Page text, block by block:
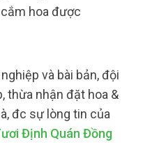
hoa được
và bài bản, đội
thừa nhận đặt hoa &
đc sự lòng tin của
Định Quán Đồng